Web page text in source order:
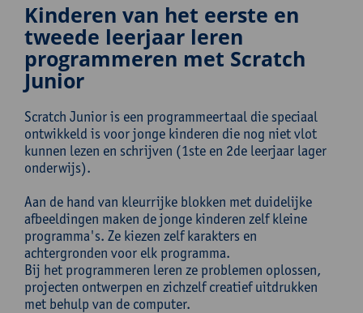
Kinderen van het eerste en
tweede leerjaar leren
programmeren met Scratch
Junior
Scratch Junior is een programmeertaal die speciaal
ontwikkeld is voor jonge kinderen die nog niet vlot
kunnen lezen en schrijven (1ste en 2de leerjaar lager
onderwijs).
Aan de hand van kleurrijke blokken met duidelijke
afbeeldingen maken de jonge kinderen zelf kleine
programma's. Ze kiezen zelf karakters en
achtergronden voor elk programma.
Bij het programmeren leren ze problemen oplossen,
projecten ontwerpen en zichzelf creatief uitdrukken
met behulp van de computer.